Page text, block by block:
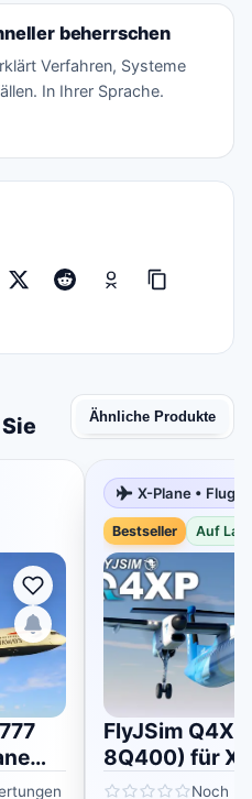
beherrschen
Verfahren, Systeme
In Ihrer Sprache.
Ähnliche Produkte
X-Plane •
Bestseller Auf
FlyJSim
8Q400) für X-
Noch